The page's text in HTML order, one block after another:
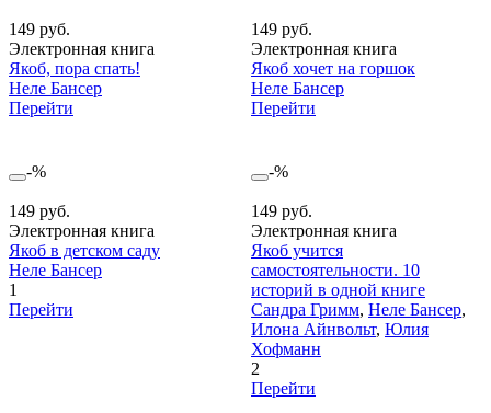
149 руб.
Электронная книга
Якоб, пора спать!
Неле Бансер
Перейти
149 руб.
Электронная книга
Якоб хочет на горшок
Неле Бансер
Перейти
-%
149 руб.
Электронная книга
Якоб в детском саду
Неле Бансер
1
Перейти
-%
149 руб.
Электронная книга
Якоб учится
самостоятельности. 10
историй в одной книге
Сандра Гримм, Неле Бансер,
Илона Айнвольт, Юлия
Хофманн
2
Перейти